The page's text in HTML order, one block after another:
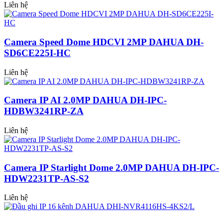
Liên hệ
Camera Speed Dome HDCVI 2MP DAHUA DH-
SD6CE225I-HC
Liên hệ
Camera IP AI 2.0MP DAHUA DH-IPC-
HDBW3241RP-ZA
Liên hệ
Camera IP Starlight Dome 2.0MP DAHUA DH-IPC-
HDW2231TP-AS-S2
Liên hệ